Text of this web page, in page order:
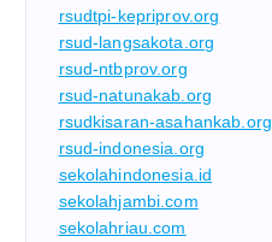
rsudtpi-kepriprov.org
rsud-langsakota.org
rsud-ntbprov.org
rsud-natunakab.org
rsudkisaran-asahankab.org
rsud-indonesia.org
sekolahindonesia.id
sekolahjambi.com
sekolahriau.com